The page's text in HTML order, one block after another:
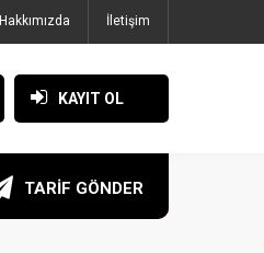
Hakkımızda İletişim
KAYIT OL
TARİF GÖNDER